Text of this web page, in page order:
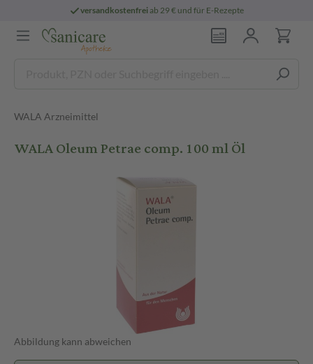
versandkostenfreiab 29 € und für E-Rezepte
WALA Arzneimittel
WALA Oleum Petrae comp. 100 ml Öl
Abbildung kann abweichen